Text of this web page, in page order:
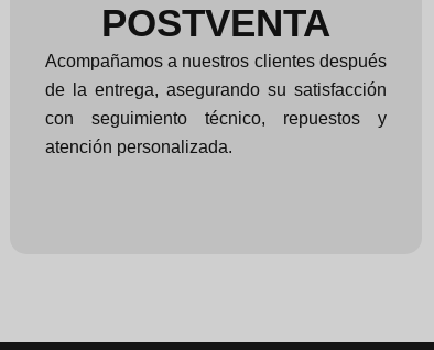
POSTVENTA
Acompañamos a nuestros clientes después
de la entrega, asegurando su satisfacción
con seguimiento técnico, repuestos y
atención personalizada.